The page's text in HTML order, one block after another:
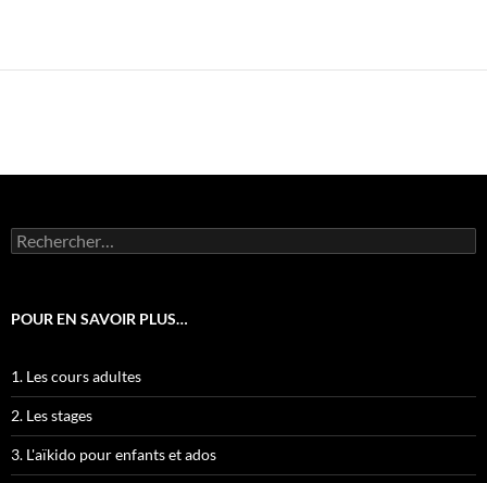
Rechercher :
POUR EN SAVOIR PLUS…
1. Les cours adultes
2. Les stages
3. L'aïkido pour enfants et ados